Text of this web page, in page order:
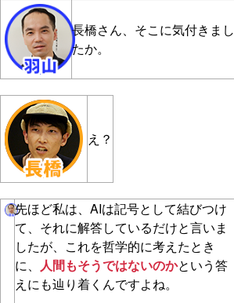
長橋さん、そこに気付きまし
たか。
え？
先ほど私は、AIは記号として結びつけ
て、それに解答しているだけと言いま
したが、これを哲学的に考えたとき
に、 人間もそうではないのかという答
えにも辿り着くんですよね。